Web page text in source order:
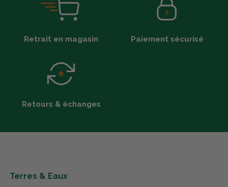
Retrait en magasin Paiement sécurisé
Retours & échanges
Terres & Eaux